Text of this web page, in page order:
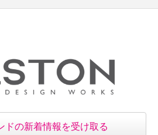
ドの新着情報を受け取る